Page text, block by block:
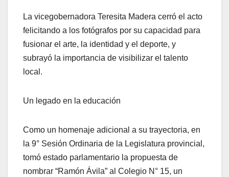
La vicegobernadora Teresita Madera cerró el acto
felicitando a los fotógrafos por su capacidad para
fusionar el arte, la identidad y el deporte, y
subrayó la importancia de visibilizar el talento
local.
Un legado en la educación
Como un homenaje adicional a su trayectoria, en
la 9° Sesión Ordinaria de la Legislatura provincial,
tomó estado parlamentario la propuesta de
nombrar “Ramón Ávila” al Colegio N° 15, un